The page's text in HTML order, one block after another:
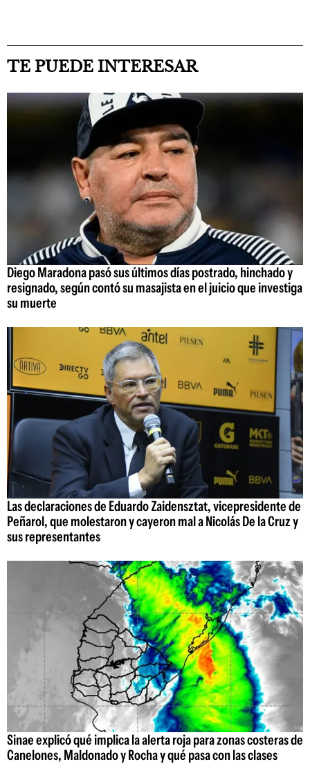
TE PUEDE INTERESAR
Diego Maradona pasó sus últimos días postrado, hinchado y
resignado, según contó su masajista en el juicio que investiga
su muerte
Las declaraciones de Eduardo Zaidensztat, vicepresidente de
Peñarol, que molestaron y cayeron mal a Nicolás De la Cruz y
sus representantes
Sinae explicó qué implica la alerta roja para zonas costeras de
Canelones, Maldonado y Rocha y qué pasa con las clases